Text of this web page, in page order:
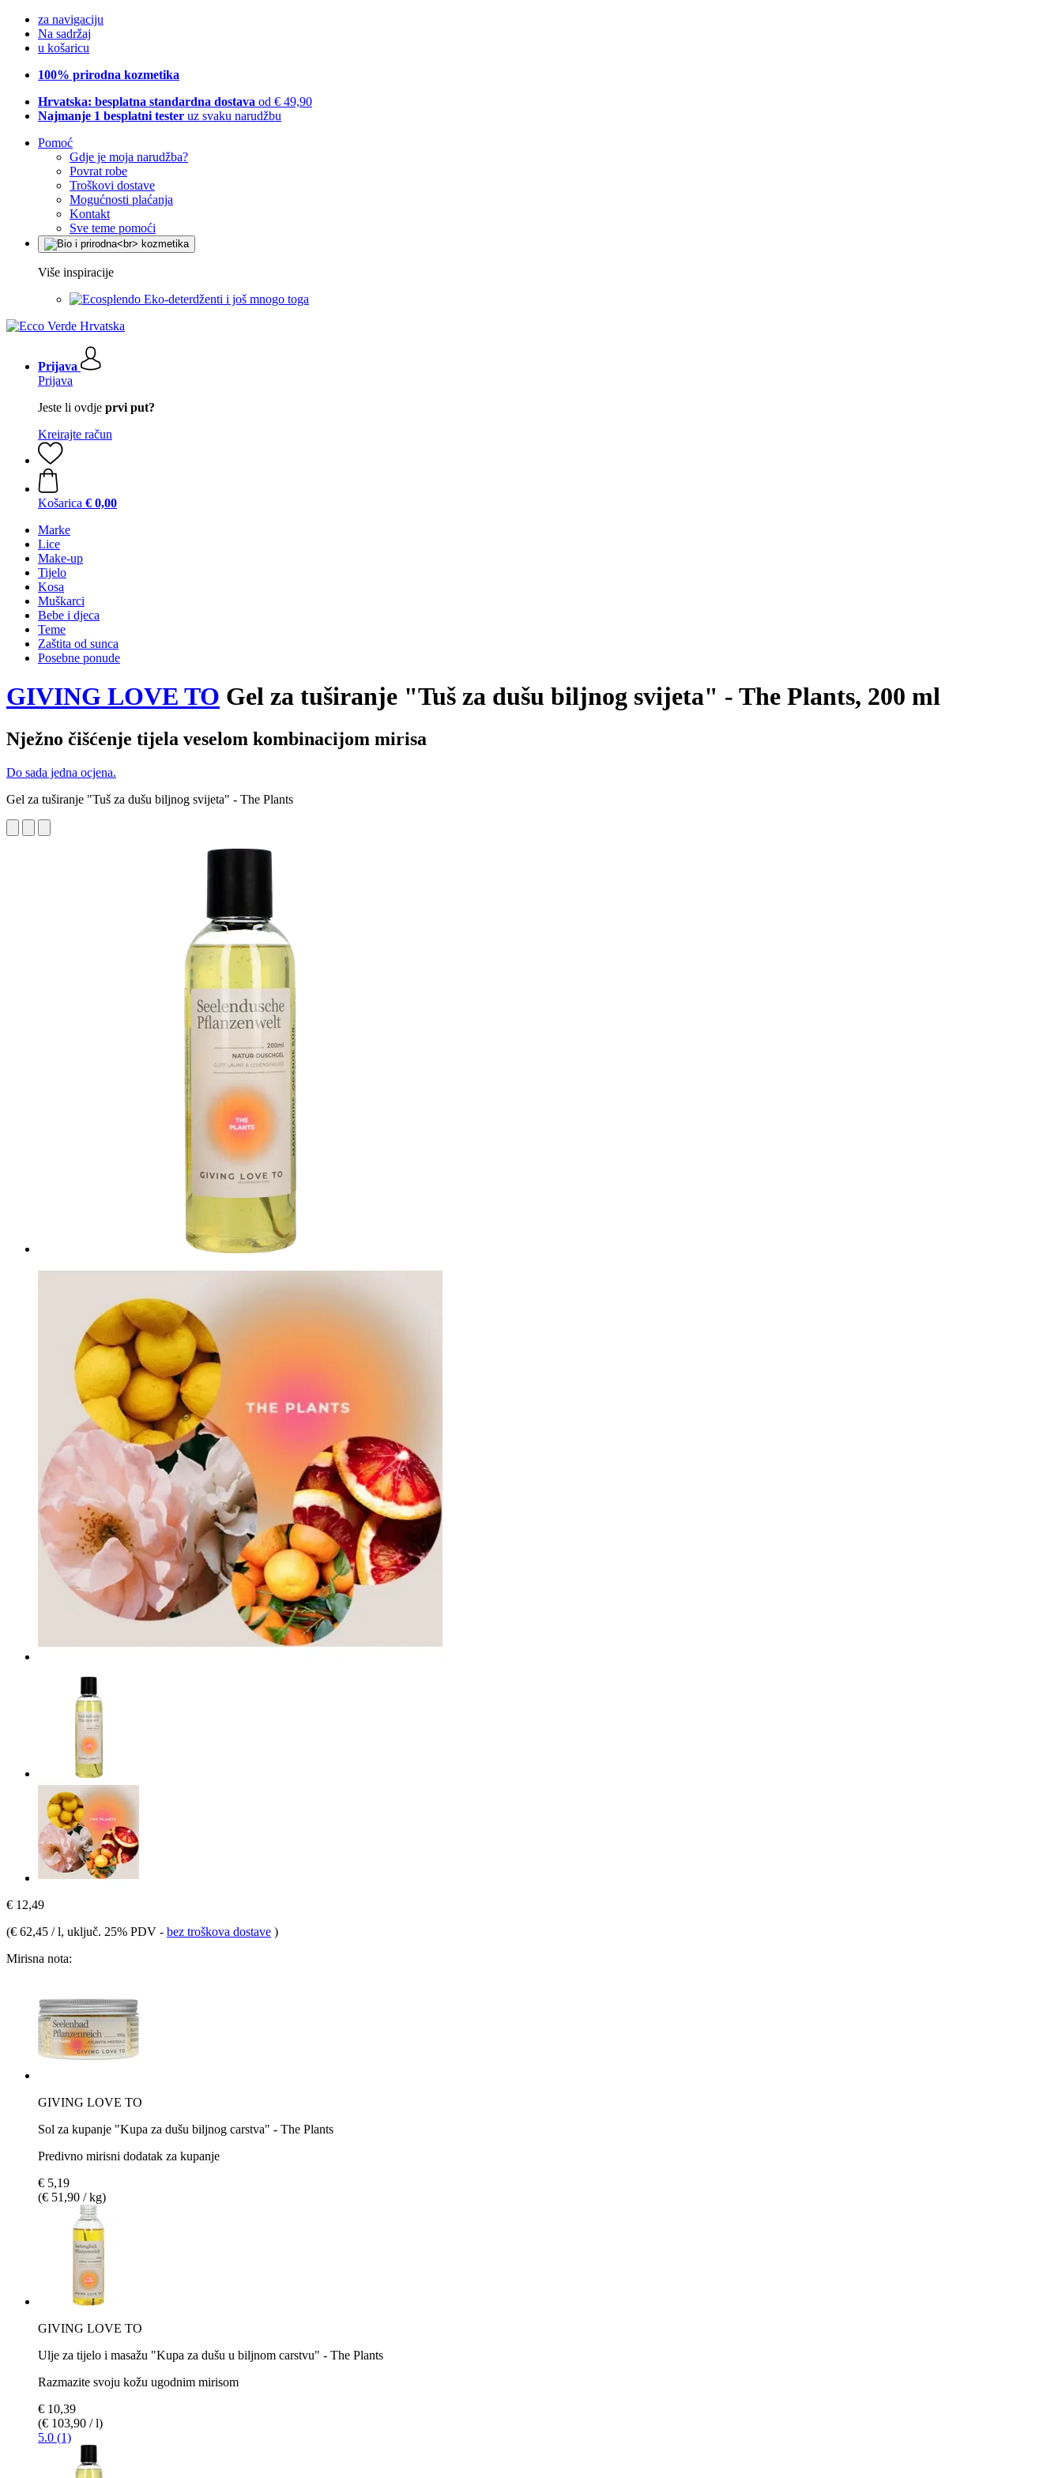
za navigaciju
Na sadržaj
u košaricu
100% prirodna kozmetika
Hrvatska: besplatna standardna dostava od € 49,90
Najmanje 1 besplatni tester uz svaku narudžbu
Pomoć
Gdje je moja narudžba?
Povrat robe
Troškovi dostave
Mogućnosti plaćanja
Kontakt
Sve teme pomoći
Više inspiracije
Eko-deterdženti i još mnogo toga
Prijava
Prijava
Jeste li ovdje prvi put?
Kreirajte račun
Košarica € 0,00
Marke
Lice
Make-up
Tijelo
Kosa
Muškarci
Bebe i djeca
Teme
Zaštita od sunca
Posebne ponude
GIVING LOVE TO Gel za tuširanje "Tuš za dušu biljnog svijeta" - The Plants, 200 ml
Nježno čišćenje tijela veselom kombinacijom mirisa
Do sada jedna ocjena.
Gel za tuširanje "Tuš za dušu biljnog svijeta" - The Plants
€ 12,49
(€ 62,45 / l, uključ. 25% PDV - bez troškova dostave )
Mirisna nota:
GIVING LOVE TO
Sol za kupanje "Kupa za dušu biljnog carstva" - The Plants
Predivno mirisni dodatak za kupanje
€ 5,19
(€ 51,90 / kg)
GIVING LOVE TO
Ulje za tijelo i masažu "Kupa za dušu u biljnom carstvu" - The Plants
Razmazite svoju kožu ugodnim mirisom
€ 10,39
(€ 103,90 / l)
5.0 (1)